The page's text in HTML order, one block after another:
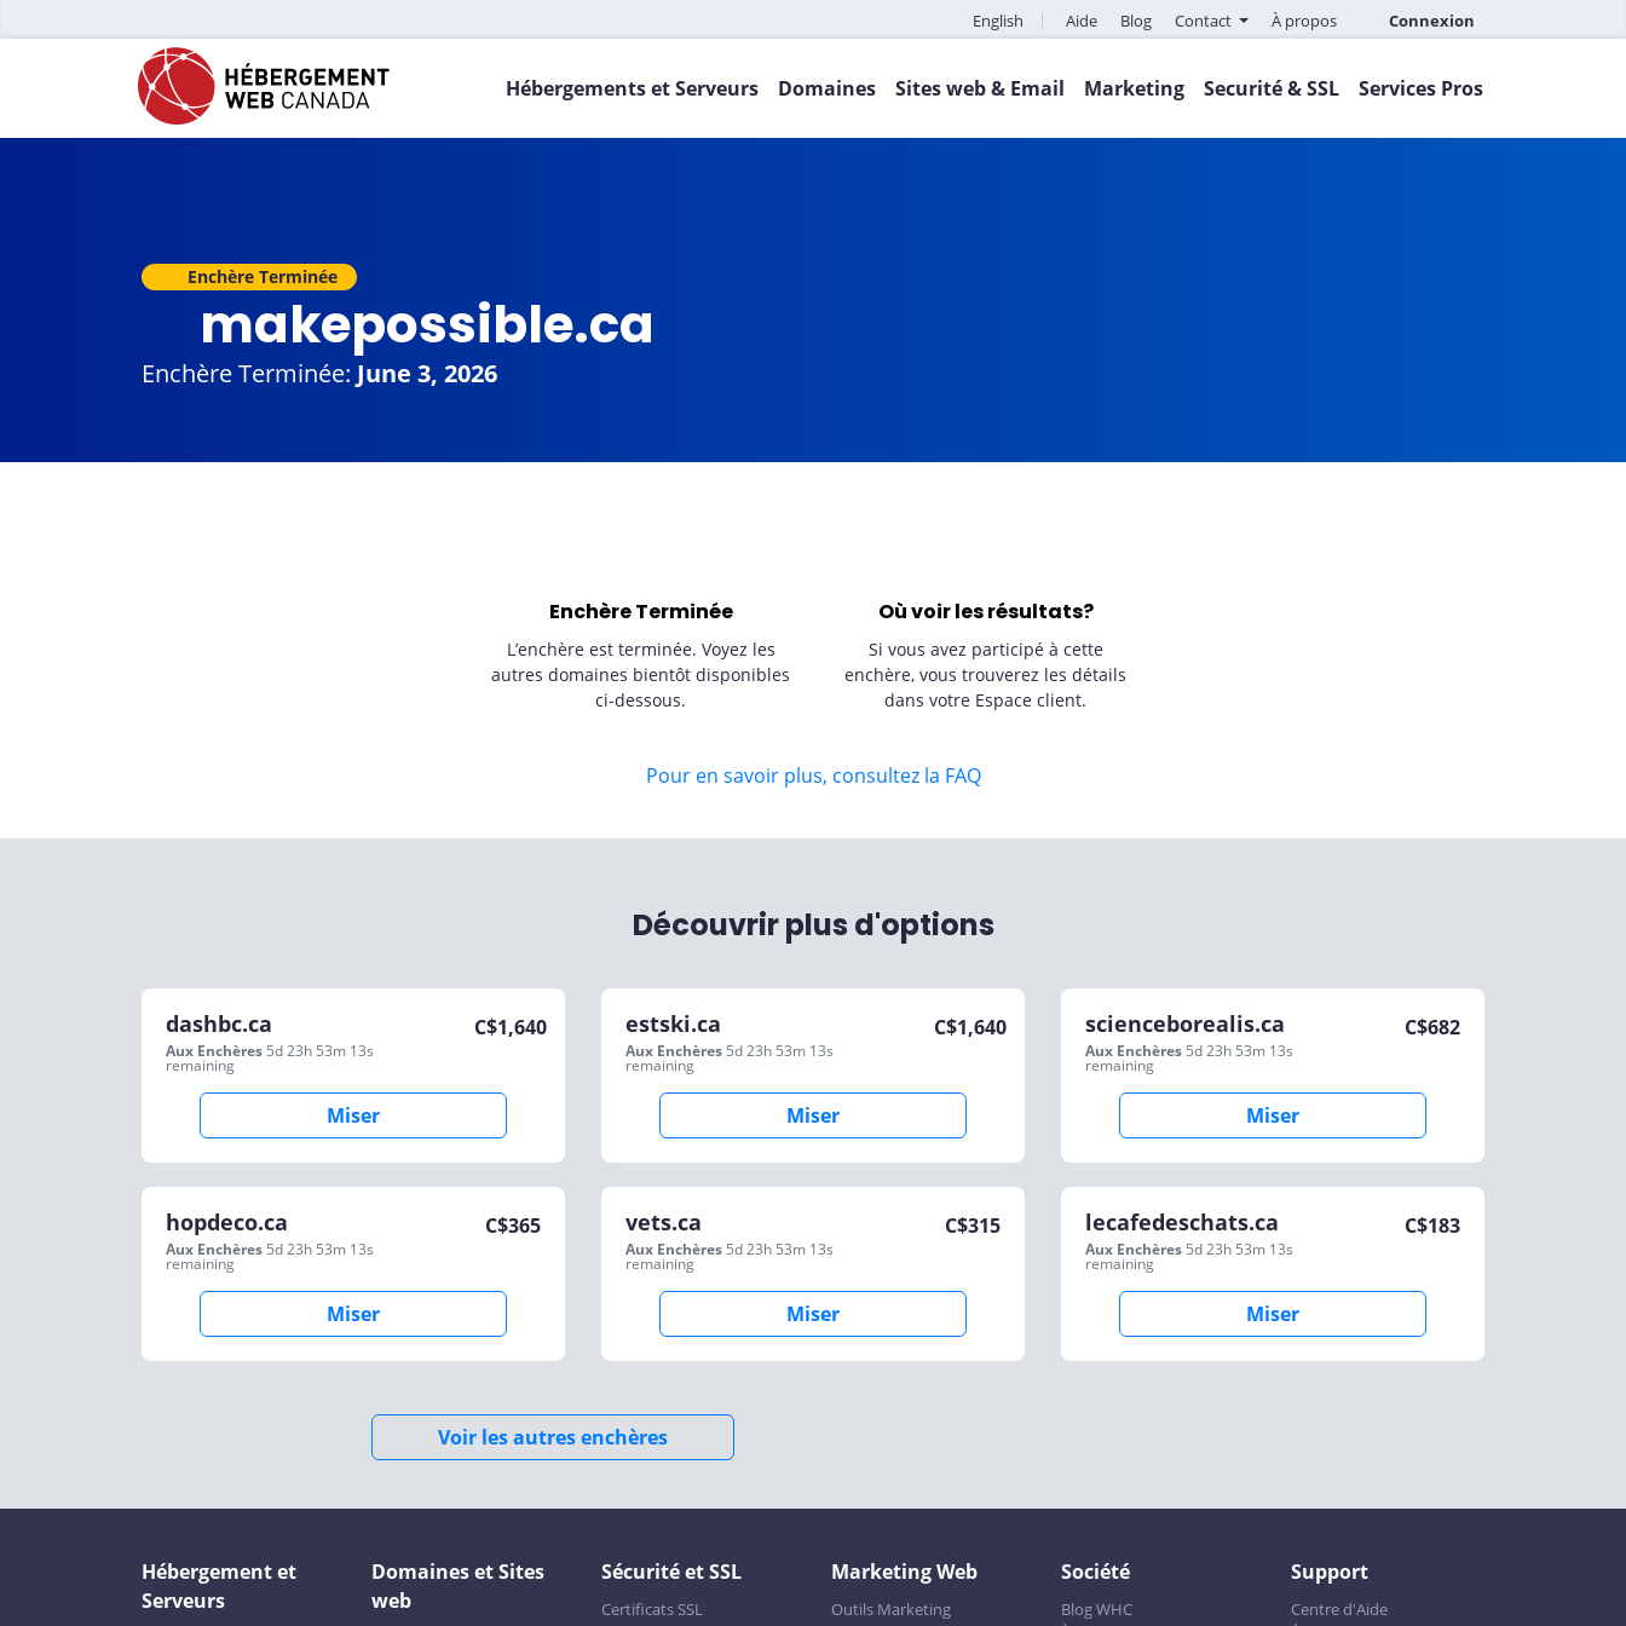
English Aide Blog Contact À propos Connexion
Hébergements et Serveurs Domaines Sites web & Email Marketing Securité & SSL Services Pros
Enchère Terminée
makepossible.ca
Enchère Terminée: June 3, 2026
Enchère Terminée
L’enchère est terminée. Voyez les
autres domaines bientôt disponibles
ci-dessous.
Où voir les résultats?
Si vous avez participé à cette
enchère, vous trouverez les détails
dans votre Espace client.
Pour en savoir plus, consultez la FAQ
Découvrir plus d'options
dashbc.ca
Aux Enchères 5d 23h 53m 13s
remaining
C$1,640
Miser
estski.ca
Aux Enchères 5d 23h 53m 13s
remaining
C$1,640
Miser
scienceborealis.ca
Aux Enchères 5d 23h 53m 13s
remaining
C$682
Miser
hopdeco.ca
Aux Enchères 5d 23h 53m 13s
remaining
C$365
Miser
vets.ca
Aux Enchères 5d 23h 53m 13s
remaining
C$315
Miser
lecafedeschats.ca
Aux Enchères 5d 23h 53m 13s
remaining
C$183
Miser
Voir les autres enchères
Hébergement et
Serveurs
Domaines et Sites
web
Sécurité et SSL
Certificats SSL
Marketing Web
Outils Marketing
Société
Blog WHC
Support
Centre d'Aide